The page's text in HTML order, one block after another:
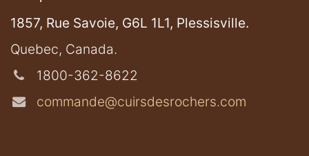
1857, Rue Savoie, G6L 1L1, Plessisville.
​Quebec, Canada.
1800-362-8622
commande@cuirsdesrochers.com